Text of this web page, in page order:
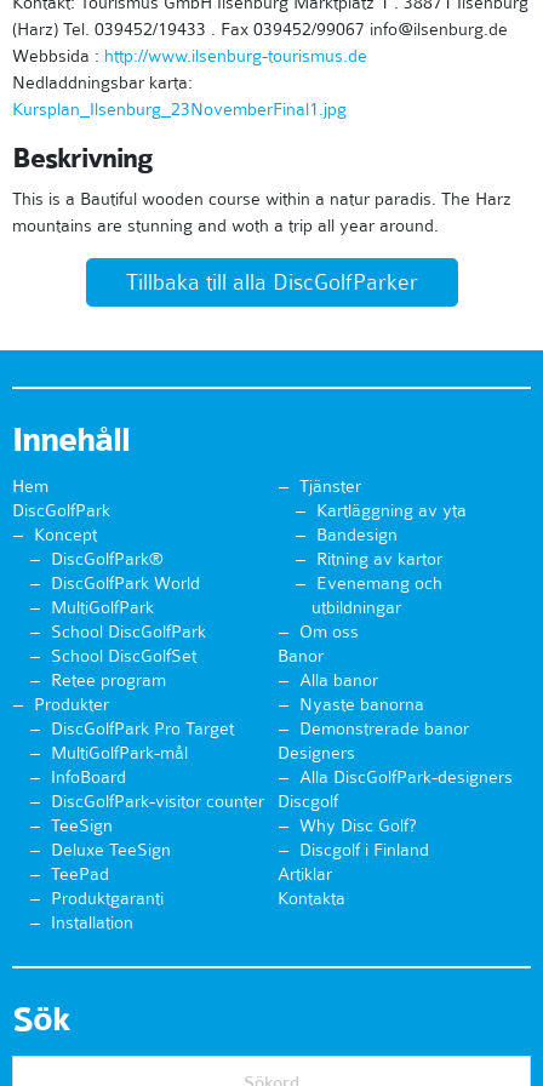
(Harz) Tel. 039452/19433 . Fax 039452/99067 info@ilsenburg.de
Webbsida : http://www.ilsenburg-tourismus.de
Nedladdningsbar karta:
Kursplan_Ilsenburg_23NovemberFinal1.jpg
Beskrivning
This is a Bautiful wooden course within a natur paradis. The Harz
mountains are stunning and woth a trip all year around.
Tillbaka till alla DiscGolfParker
Innehåll
Hem
DiscGolfPark
Koncept
DiscGolfPark®
DiscGolfPark World
MultiGolfPark
School DiscGolfPark
School DiscGolfSet
Retee program
Produkter
DiscGolfPark Pro Target
MultiGolfPark-mål
InfoBoard
DiscGolfPark-visitor counter
TeeSign
Deluxe TeeSign
TeePad
Produktgaranti
Installation
Tjänster
Kartläggning av yta
Bandesign
Ritning av kartor
Evenemang och
utbildningar
Om oss
Banor
Alla banor
Nyaste banorna
Demonstrerade banor
Designers
Alla DiscGolfPark-designers
Discgolf
Why Disc Golf?
Discgolf i Finland
Artiklar
Kontakta
Sök